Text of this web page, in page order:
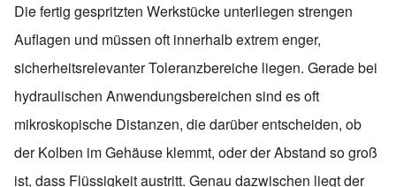
Die fertig gespritzten Werkstücke unterliegen strengen
Auflagen und müssen oft innerhalb extrem enger,
sicherheitsrelevanter Toleranzbereiche liegen. Gerade bei
hydraulischen Anwendungsbereichen sind es oft
mikroskopische Distanzen, die darüber entscheiden, ob
der Kolben im Gehäuse klemmt, oder der Abstand so groß
ist, dass Flüssigkeit austritt. Genau dazwischen liegt der